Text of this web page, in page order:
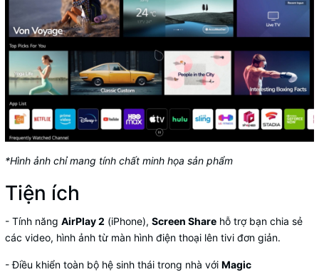
*Hình ảnh chỉ mang tính chất minh họa sản phẩm
Tiện ích
- Tính năng AirPlay 2 (iPhone), Screen Share hỗ trợ bạn chia sẻ
các video, hình ảnh từ màn hình điện thoại lên tivi đơn giản.
- Điều khiển toàn bộ hệ sinh thái trong nhà với Magic